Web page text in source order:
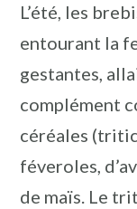
L’été, les
entourant la
gestantes,
complément
céréales
féveroles,
de maïs. Le